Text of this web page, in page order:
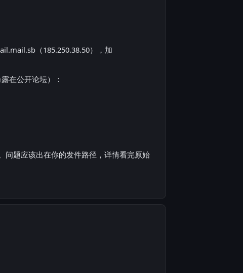
（185.250.38.50），加
在公开论坛）：
问题应该出在你的发件路径，详情看完原始